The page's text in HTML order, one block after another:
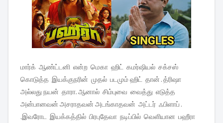
மார்க் ஆண்ட்டனி என்ற மெகா ஹிட் கமர்ஷியல் சக்சஸ்
கொடுத்த இயக்குநரின் முதல் படமும் ஹிட் தான் . த்ரிஷா
அல்லது நயன் தாரா. ஆனால் சிம்புவை வைத்து எடுத்த
அன்பானவன் அசராதவன் அடங்காதவன் அட்டர் ஃபிளாப் .
.இவரோட இயக்கத்தில் பிரபுதேவா நடிப்பில் வெளியான பஹீரா